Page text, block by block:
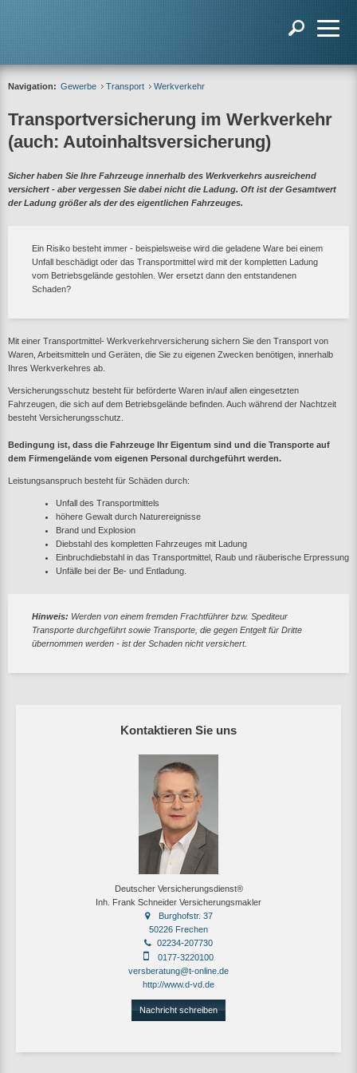
Kontaktieren Sie uns
Deutscher Versicherungsdienst®
Inh. Frank Schneider Versicherungsmakler
Burghofstr. 37
50226 Frechen
02234-207730
0177-3220100
versberatung@t-online.de
http://www.d-vd.de
Nachricht schreiben
Navigation: Gewerbe Transport Werkverkehr
Transportversicherung im Werkverkehr
(auch: Autoinhaltsversicherung)
Sicher haben Sie Ihre Fahrzeuge innerhalb des Werkverkehrs ausreichend
versichert - aber vergessen Sie dabei nicht die Ladung. Oft ist der Gesamtwert
der Ladung größer als der des eigentlichen Fahrzeuges.
Ein Risiko besteht immer - beispielsweise wird die geladene Ware bei einem
Unfall beschädigt oder das Transportmittel wird mit der kompletten Ladung
vom Betriebsgelände gestohlen. Wer ersetzt dann den entstandenen
Schaden?
Mit einer Transportmittel- Werkverkehrversicherung sichern Sie den Transport von
Waren, Arbeitsmitteln und Geräten, die Sie zu eigenen Zwecken benötigen, innerhalb
Ihres Werkverkehres ab.
Versicherungsschutz besteht für beförderte Waren in/auf allen eingesetzten
Fahrzeugen, die sich auf dem Betriebsgelände befinden. Auch während der Nachtzeit
besteht Versicherungsschutz.
Bedingung ist, dass die Fahrzeuge Ihr Eigentum sind und die Transporte auf
dem Firmengelände vom eigenen Personal durchgeführt werden.
Leistungsanspruch besteht für Schäden durch:
Unfall des Transportmittels
höhere Gewalt durch Naturereignisse
Brand und Explosion
Diebstahl des kompletten Fahrzeuges mit Ladung
Einbruchdiebstahl in das Transportmittel, Raub und räuberische Erpressung
Unfälle bei der Be- und Entladung.
Hinweis: Werden von einem fremden Frachtführer bzw. Spediteur
Transporte durchgeführt sowie Transporte, die gegen Entgelt für Dritte
übernommen werden - ist der Schaden nicht versichert.